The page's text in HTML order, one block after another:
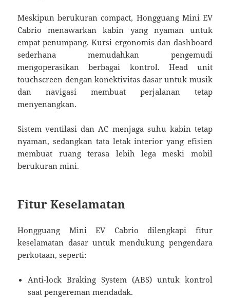
Meskipun berukuran compact, Hongguang Mini EV
Cabrio menawarkan kabin yang nyaman untuk
empat penumpang. Kursi ergonomis dan dashboard
sederhana memudahkan pengemudi
mengoperasikan berbagai kontrol. Head unit
touchscreen dengan konektivitas dasar untuk musik
dan navigasi membuat perjalanan tetap
menyenangkan.
Sistem ventilasi dan AC menjaga suhu kabin tetap
nyaman, sedangkan tata letak interior yang efisien
membuat ruang terasa lebih lega meski mobil
berukuran mini.
Fitur Keselamatan
Hongguang Mini EV Cabrio dilengkapi fitur
keselamatan dasar untuk mendukung pengendara
perkotaan, seperti:
Anti-lock Braking System (ABS) untuk kontrol
saat pengereman mendadak.